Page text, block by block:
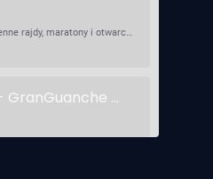
Za nami pierwsze wiosenne rajdy, maratony i otwarcia sezonu, choć w Gdańsku zima nie powiedziała jeszcze ostatniego słowa bo właśnie pada śnieg. Linki: ⁠http://watahaultrarace.pl/⁠⁠https://rajdydlafrajdy.pl/⁠https://brevety.pl/brevets⁠⁠https://racearoundpoland.pl/⁠⁠https://granguanche.com/audax/audaxgravel/⁠⁠Ankieta Rowerowa…
DDR #74 [info] - GranGuanche Gravel startuje w piątek! Wataha Ultra Race Wiosna - zaprasza Mateusz Szafraniec. Dwie samochwałki